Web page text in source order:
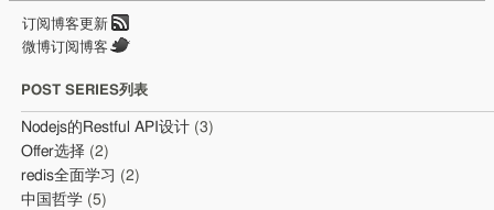
订阅博客更新
微博订阅博客
POST SERIES列表
Nodejs的Restful API设计 (3)
Offer选择 (2)
redis全面学习 (2)
中国哲学 (5)